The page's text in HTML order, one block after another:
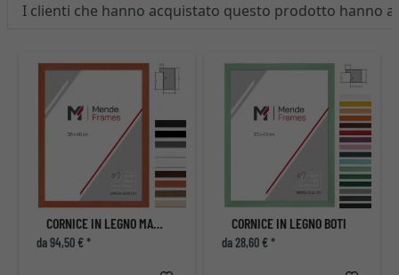
I clienti che hanno acquistato questo prodotto hanno
CORNICE IN LEGNO MAREB
da 94,50 € *
CORNICE IN LEGNO BOTI
da 28,60 € *